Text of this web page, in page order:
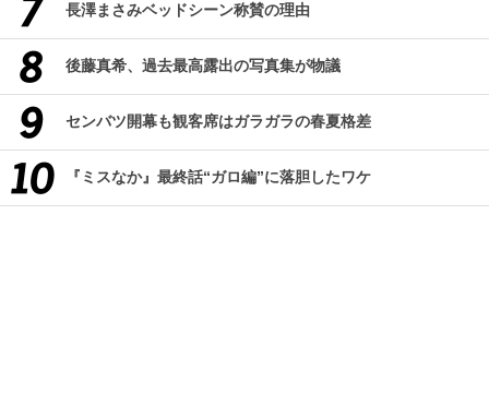
長澤まさみベッドシーン称賛の理由
後藤真希、過去最高露出の写真集が物議
センバツ開幕も観客席はガラガラの春夏格差
『ミスなか』最終話“ガロ編”に落胆したワケ